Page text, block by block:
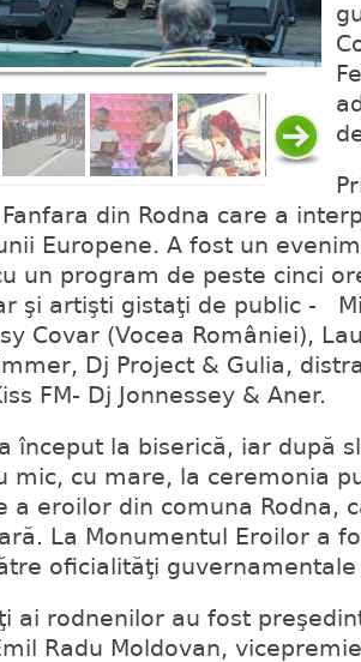
din Rodna care a
Europene. A fost un
un program de peste cinci
şi artişti gistaţi de public -
Covar (Vocea României),
Dj Project & Gulia,
FM- Dj Jonnessey & Aner.
la biserică, iar după
mic, cu mare, la ceremonia
a eroilor din comuna Rodna,
La Monumentul Eroilor a
oficialităţi
au fost
Radu Moldovan,